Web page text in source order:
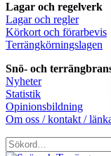
Lagar och regelverk
Lagar och regler
Körkort och förarbevis
Terrängkörningslagen
Snö- och
Nyheter
Statistik
Opinionsbildning
Om oss / kontakt /